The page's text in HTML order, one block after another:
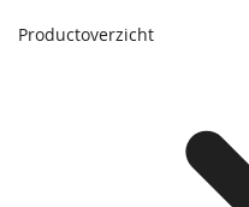
Productoverzicht